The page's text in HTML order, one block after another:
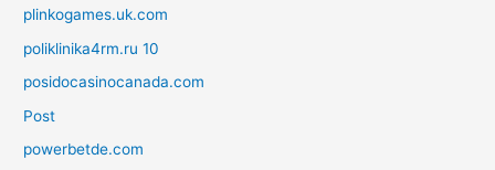
plinkogames.uk.com
poliklinika4rm.ru 10
posidocasinocanada.com
Post
powerbetde.com